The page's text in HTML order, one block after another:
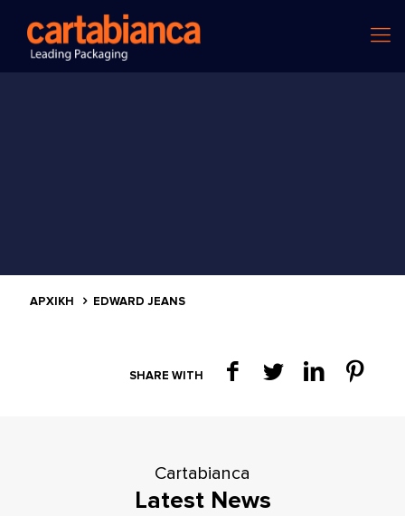
ΑΡΧΙΚΗ EDWARD JEANS
SHARE WITH
Cartabianca
Latest News